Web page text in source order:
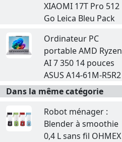
XIAOMI 17T Pro 512
Go Leica Bleu Pack
Ordinateur PC
portable AMD Ryzen
AI 7 350 14 pouces
ASUS A14-61M-R5R2
Dans la même catégorie
Robot ménager :
Blender à smoothie
0,4 L sans fil OHMEX